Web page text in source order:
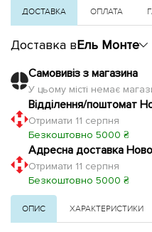
ДОСТАВКА ОПЛАТА
Доставка вЕль Монте
Самовивіз з магазина
У цьому місті немає
Відділення/поштомат
Отримати 11 серпня
Безкоштовно 5000 ₴
Адресна доставка
Отримати 11 серпня
Безкоштовно 5000 ₴
ОПИС ХАРАКТЕРИСТИКИ